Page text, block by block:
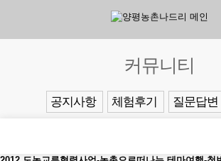
커뮤니티
공지사항 체험후기 질문답변